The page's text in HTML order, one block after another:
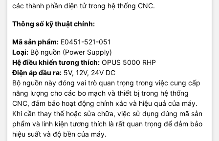
các thành phần điện tử trong hệ thống CNC.
Thông số kỹ thuật chính:
Mã sản phẩm: E0451-521-051
Loại: Bộ nguồn (Power Supply)
Hệ điều khiển tương thích: OPUS 5000 RHP
Điện áp đầu ra: 5V, 12V, 24V DC
Bộ nguồn này đóng vai trò quan trọng trong việc cung cấp
năng lượng cho các bo mạch và thiết bị trong hệ thống
CNC, đảm bảo hoạt động chính xác và hiệu quả của máy.
Khi cần thay thế hoặc sửa chữa, việc sử dụng đúng mã sản
phẩm và linh kiện tương thích là rất quan trọng để đảm bảo
hiệu suất và độ bền của máy.